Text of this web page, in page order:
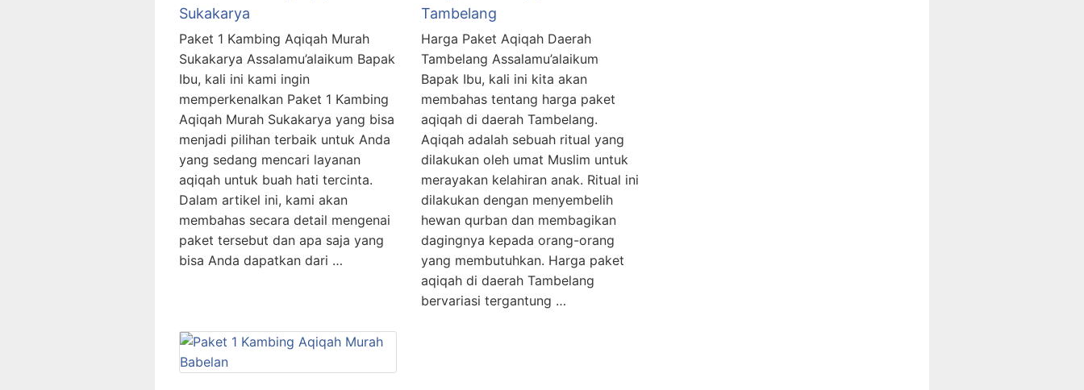
Sukakarya
Paket 1 Kambing Aqiqah Murah
Sukakarya Assalamu’alaikum Bapak
Ibu, kali ini kami ingin
memperkenalkan Paket 1 Kambing
Aqiqah Murah Sukakarya yang bisa
menjadi pilihan terbaik untuk Anda
yang sedang mencari layanan
aqiqah untuk buah hati tercinta.
Dalam artikel ini, kami akan
membahas secara detail mengenai
paket tersebut dan apa saja yang
bisa Anda dapatkan dari …
Tambelang
Harga Paket Aqiqah Daerah
Tambelang Assalamu’alaikum
Bapak Ibu, kali ini kita akan
membahas tentang harga paket
aqiqah di daerah Tambelang.
Aqiqah adalah sebuah ritual yang
dilakukan oleh umat Muslim untuk
merayakan kelahiran anak. Ritual ini
dilakukan dengan menyembelih
hewan qurban dan membagikan
dagingnya kepada orang-orang
yang membutuhkan. Harga paket
aqiqah di daerah Tambelang
bervariasi tergantung …